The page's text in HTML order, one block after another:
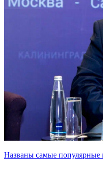
Названы самые